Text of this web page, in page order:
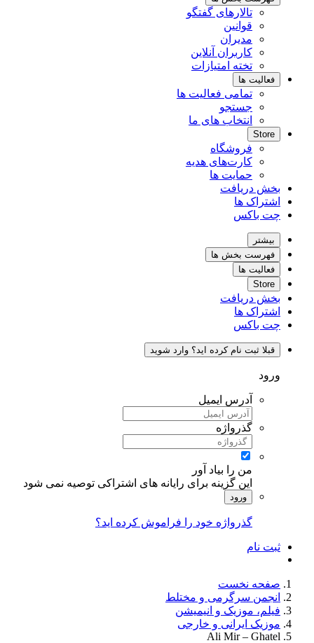
تالارهای گفتگو
قوانین
مدیران
کاربران آنلاین
تخته امتیازات
فعالیت ها
تمامی فعالیت ها
جستجو
انتخاب های ما
Store
فروشگاه
کارت‌های هدیه
حمایت ها
بخش دریافت
اشتراک ها
چت باکس
بیشتر
فهرست بخش ها
فعالیت ها
Store
بخش دریافت
اشتراک ها
چت باکس
قبلا ثبت نام کرده اید؟ وارد شوید
ورود
آدرس ایمیل
گذرواژه
من را بیاد آور
این گزینه برای رایانه های اشتراکی توصیه نمی شود
ورود
گذرواژه خود را فراموش کرده اید؟
ثبت نام
صفحه نخست
انجمن سرگرمی و مختلط
فیلم، موزیک و انیمیشن
موزیک ایرانی و خارجی
Ali Mir – Ghatel